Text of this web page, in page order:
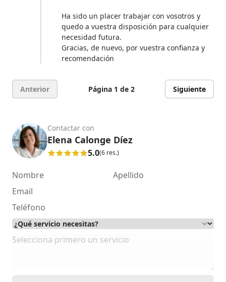
Ha sido un placer trabajar con vosotros y
quedo a vuestra disposición para cualquier
necesidad futura.
Gracias, de nuevo, por vuestra confianza y
recomendación
Anterior Página 1 de 2 Siguiente
Contactar con
Elena Calonge Díez
5.0(6 res.)